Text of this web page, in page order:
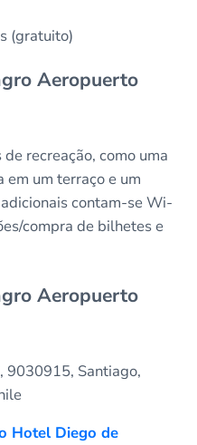
(gratuito)
Aeropuerto
recreação, como uma
em um terraço e um
contam-se Wi-
compra de bilhetes e
Aeropuerto
9030915, Santiago,
Hotel Diego de